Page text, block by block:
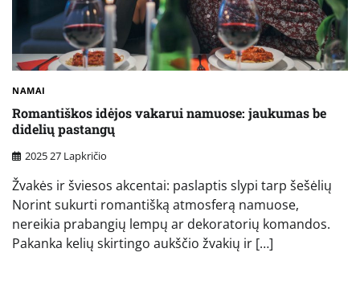
NAMAI
Romantiškos idėjos vakarui namuose: jaukumas be
didelių pastangų
2025 27 Lapkričio
Žvakės ir šviesos akcentai: paslaptis slypi tarp šešėlių
Norint sukurti romantišką atmosferą namuose,
nereikia prabangių lempų ar dekoratorių komandos.
Pakanka kelių skirtingo aukščio žvakių ir […]